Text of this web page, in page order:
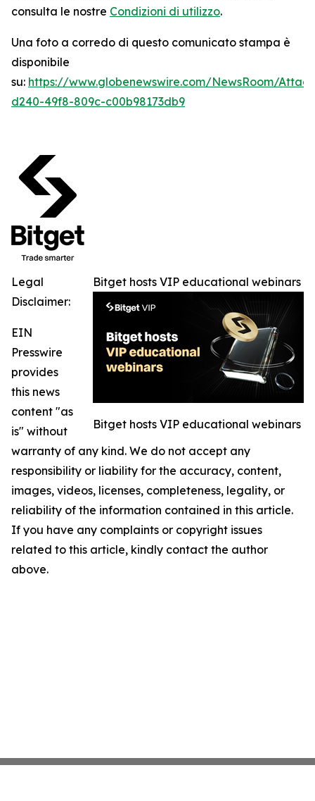
consulta le nostre Condizioni di utilizzo.
Una foto a corredo di questo comunicato stampa è
disponibile
su: https://www.globenewswire.com/NewsRoom/
d240-49f8-809c-c00b98173db9
Bitget hosts VIP educational webinars
Bitget hosts VIP educational webinars
Legal
Disclaimer:
EIN
Presswire
provides
this news
content "as
is" without
warranty of any kind. We do not accept any
responsibility or liability for the accuracy, content,
images, videos, licenses, completeness, legality, or
reliability of the information contained in this article.
If you have any complaints or copyright issues
related to this article, kindly contact the author
above.